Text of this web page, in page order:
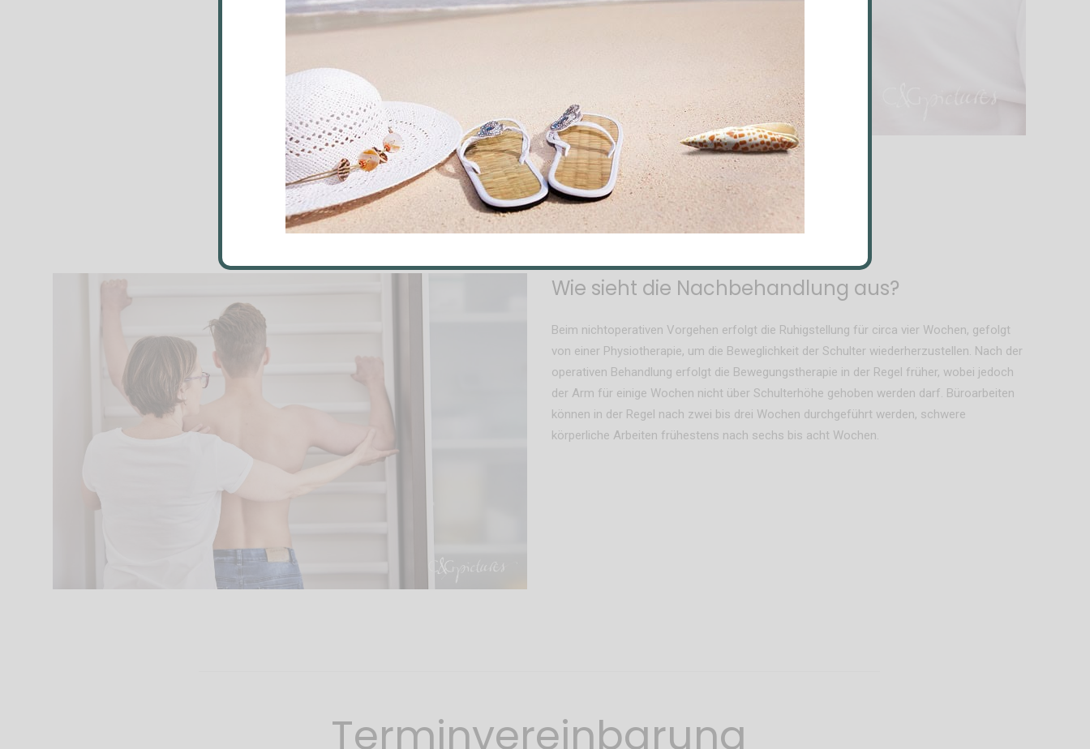
Wie sieht die Nachbehandlung aus?
Beim nichtoperativen Vorgehen erfolgt die Ruhigstellung für circa vier Wochen, gefolgt
von einer Physiotherapie, um die Beweglichkeit der Schulter wiederherzustellen. Nach der
operativen Behandlung erfolgt die Bewegungstherapie in der Regel früher, wobei jedoch
der Arm für einige Wochen nicht über Schulterhöhe gehoben werden darf. Büroarbeiten
können in der Regel nach zwei bis drei Wochen durchgeführt werden, schwere
körperliche Arbeiten frühestens nach sechs bis acht Wochen.
Terminvereinbarung